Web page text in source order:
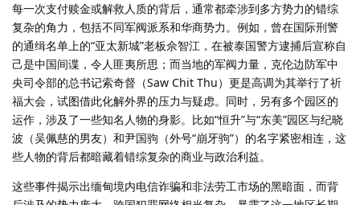
每一次支付赎金或解救人质的背后，通常都牵涉到多方势力的错综
复杂的角力，包括不同军阀派系和华商势力。例如，曾在国际刑警
的通缉名单上的“亚太新城”老板佘智江，在被泰国警方逮捕后宣称自
己是中国间谍，令人匪夷所思；而当地的军阀力量，克伦边防军中
央司令部的总书记索奇督（Saw Chit Thu）更是高调为其举行了祈
福大会，试图借此化解外界的压力与疑虑。同时，另有多个园区的
运作，涉及了一些知名人物的身影。比如“恒升”与“东美”园区与纪晓
波（吴佩慈的男友）和尹国驹（外号“崩牙驹”）的名字紧密相连，这
些人物的背后都暗藏着错综复杂的商业与政治利益。
这些事件揭示出缅甸境内电信诈骗和非法劳工市场的黑暗面，而背